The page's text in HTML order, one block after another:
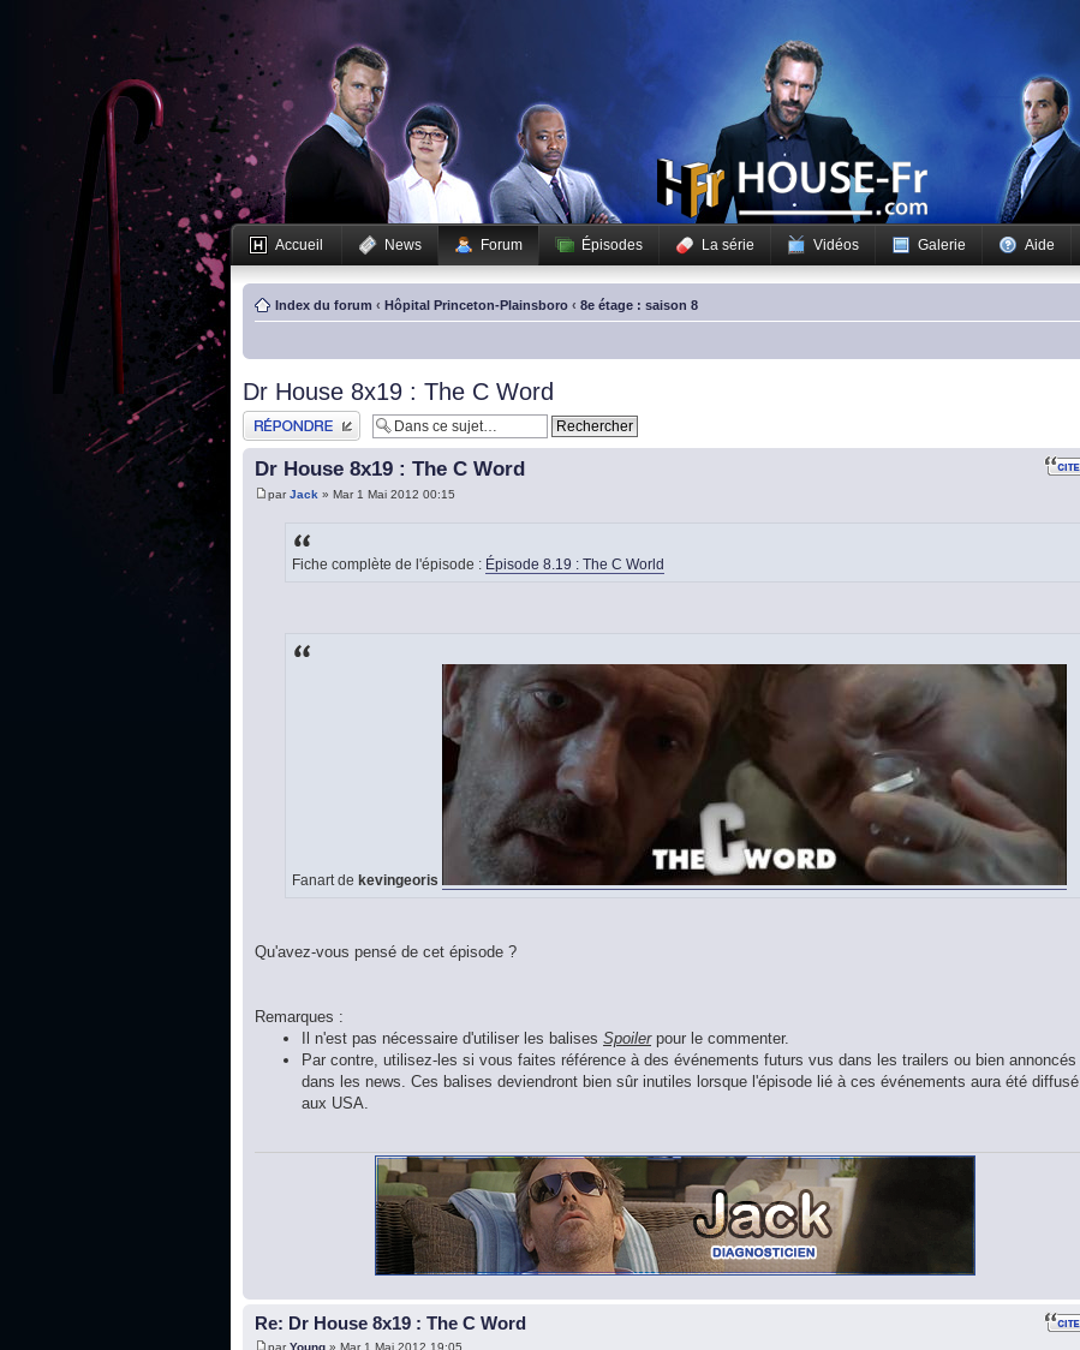
Accueil News Forum Épisodes La série Vidéos Galerie Aide
Index du forum ‹ Hôpital Princeton-Plainsboro ‹ 8e étage : saison 8
Dr House 8x19 : The C Word
Publier une réponse
Dr House 8x19 : The C Word
parJack » Mar 1 Mai 2012 00:15
Fiche complète de l'épisode : Épisode 8.19 : The C World
Fanart de kevingeoris
Qu'avez-vous pensé de cet épisode ?
Remarques :
Il n'est pas nécessaire d'utiliser les balises Spoilerpour le commenter.
Par contre, utilisez-les si vous faites référence à des événements futurs vus dans les trailers ou bien annoncés
dans les news. Ces balises deviendront bien sûr inutiles lorsque l'épisode lié à ces événements aura été diffusé
aux USA.
Re: Dr House 8x19 : The C Word
parYoung » Mar 1 Mai 2012 19:05